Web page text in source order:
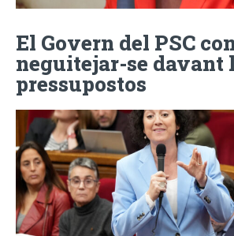
El Govern del PSC
neguitejar-se davant
pressupostos